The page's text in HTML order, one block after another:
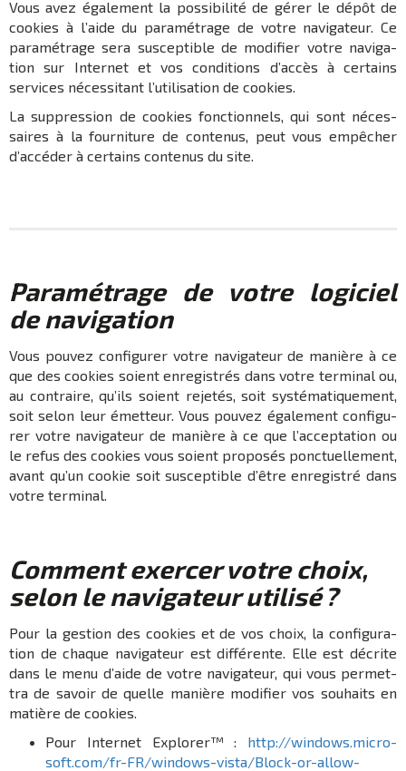
Vous avez égale­ment la possi­bi­lité de gérer le dépôt de
cookies à l’aide du para­mé­trage de votre navi­ga­teur. Ce
para­mé­trage sera suscep­tible de modi­fier votre navi­ga­
tion sur Inter­net et vos condi­tions d’ac­cès à certains
services néces­si­tant l’uti­li­sa­tion de cookies.
La suppres­sion de cookies fonc­tion­nels, qui sont néces­
saires à la four­ni­ture de conte­nus, peut vous empê­cher
d’ac­cé­der à certains conte­nus du site.
Para­mé­trage de votre logi­ciel
de navi­ga­tion
Vous pouvez confi­gu­rer votre navi­ga­teur de manière à ce
que des cookies soient enre­gis­trés dans votre termi­nal ou,
au contraire, qu’ils soient reje­tés, soit systé­ma­tique­ment,
soit selon leur émet­teur. Vous pouvez égale­ment confi­gu­
rer votre navi­ga­teur de manière à ce que l’ac­cep­ta­tion ou
le refus des cookies vous soient propo­sés ponc­tuel­le­ment,
avant qu’un cookie soit suscep­tible d’être enre­gis­tré dans
votre termi­nal.
Comment exer­cer votre choix,
selon le navi­ga­teur utilisé ?
Pour la gestion des cookies et de vos choix, la confi­gu­ra­
tion de chaque navi­ga­teur est diffé­rente. Elle est décrite
dans le menu d’aide de votre navi­ga­teur, qui vous permet­
tra de savoir de quelle manière modi­fier vos souhaits en
matière de cookies.
Pour Inter­net Explo­rer™ : http://windows.micro­
soft.com/fr-FR/windows-vista/Block-or-allow-